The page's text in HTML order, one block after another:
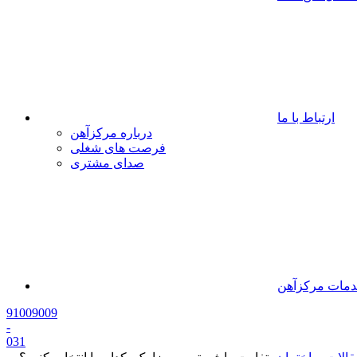
ارتباط با ما
درباره مرکزآهن
فرصت های شغلی
صدای مشتری
مرکزآهن
91009009
-
031